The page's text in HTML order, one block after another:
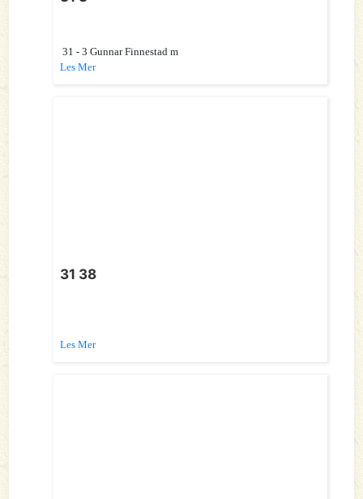
31 - 3 Gunnar Finnestad m
Les Mer
31 38
Les Mer